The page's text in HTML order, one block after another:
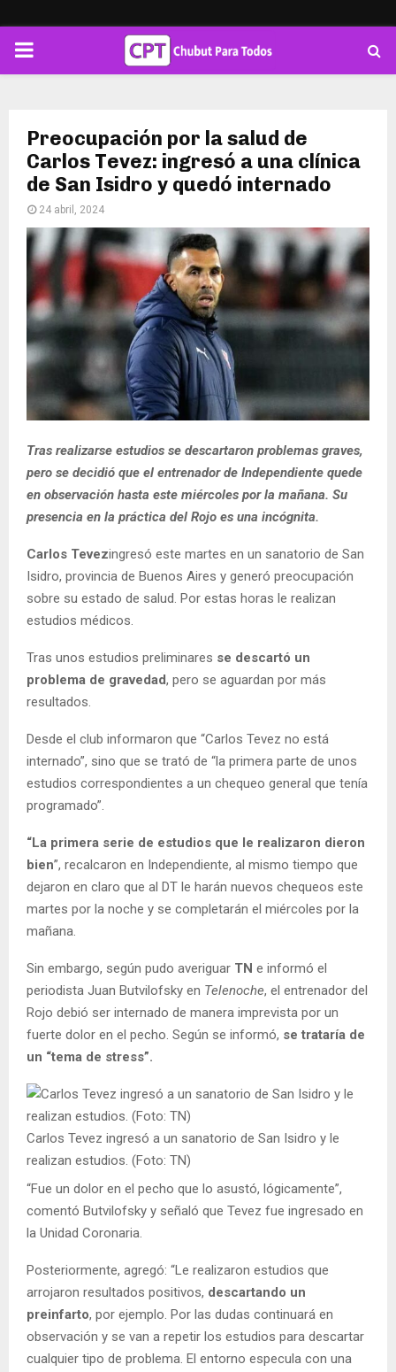
PRIMARY
Preocupación por la salud de
Carlos Tevez: ingresó a una clínica
de San Isidro y quedó internado
24 abril, 2024
Tras realizarse estudios se descartaron problemas graves,
pero se decidió que el entrenador de Independiente quede
en observación hasta este miércoles por la mañana. Su
presencia en la práctica del Rojo es una incógnita.
Carlos Tevezingresó este martes en un sanatorio de San
Isidro, provincia de Buenos Aires y generó preocupación
sobre su estado de salud. Por estas horas le realizan
estudios médicos.
Tras unos estudios preliminares se descartó un
problema de gravedad, pero se aguardan por más
resultados.
Desde el club informaron que “Carlos Tevez no está
internado”, sino que se trató de “la primera parte de unos
estudios correspondientes a un chequeo general que tenía
programado”.
“La primera serie de estudios que le realizaron dieron
bien”, recalcaron en Independiente, al mismo tiempo que
dejaron en claro que al DT le harán nuevos chequeos este
martes por la noche y se completarán el miércoles por la
mañana.
Sin embargo, según pudo averiguar TN e informó el
periodista Juan Butvilofsky en Telenoche, el entrenador del
Rojo debió ser internado de manera imprevista por un
fuerte dolor en el pecho. Según se informó, se trataría de
un “tema de stress”.
Carlos Tevez ingresó a un sanatorio de San Isidro y le
realizan estudios. (Foto: TN)
“Fue un dolor en el pecho que lo asustó, lógicamente”,
comentó Butvilofsky y señaló que Tevez fue ingresado en
la Unidad Coronaria.
Posteriormente, agregó: “Le realizaron estudios que
arrojaron resultados positivos, descartando un
preinfarto, por ejemplo. Por las dudas continuará en
observación y se van a repetir los estudios para descartar
cualquier tipo de problema. El entorno especula con una